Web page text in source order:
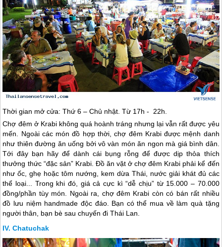
Thời gian mở cửa: Thứ 6 – Chủ nhật. Từ 17h - 22h.
Chợ đêm ở Krabi không quá hoành tráng nhưng lại vẫn rất được yêu
mến. Ngoài các món đồ hợp thời, chợ đêm Krabi được mệnh danh
như thiên đường ăn uống bởi vô vàn món ăn ngon mà giá bình dân.
Tới đây bạn hãy để dành cái bụng rỗng để được dịp thỏa thích
thưởng thức “đặc sản” Krabi. Đồ ăn vặt ở chợ đêm Krabi phải kể đến
như ốc, ghẹ hoặc tôm nướng, kem dừa Thái, nước giải khát đủ các
thể loại... Trong khi đó, giá cả cực kì “dễ chịu” từ 15.000 – 70.000
đồng/phần tùy món. Ngoài ra, chợ đêm Krabi còn có bán rất nhiều
đồ lưu niệm handmade độc đáo. Bạn có thể mua về làm quà tặng
người thân, bạn bè sau chuyến điThái Lan
Chatuchak